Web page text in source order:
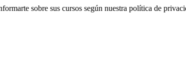
sobre sus cursos según nuestra política de